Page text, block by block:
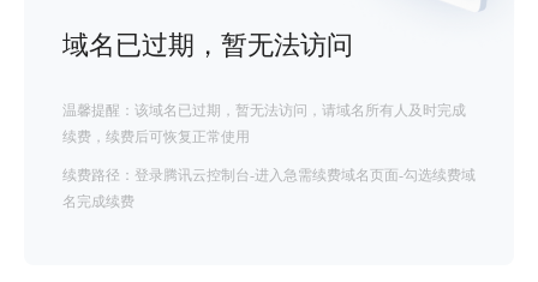
域名已过期，暂无法访问
温馨提醒：该域名已过期，暂无法访问，请域名所有人及时完成
续费，续费后可恢复正常使用
续费路径：登录腾讯云控制台-进入急需续费域名页面-勾选续费域
名完成续费